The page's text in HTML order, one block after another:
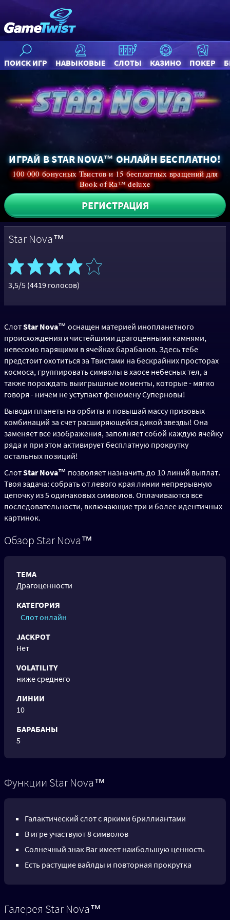
ПОИСК ИГР НАВЫКОВЫЕ СЛОТЫ КАЗИНО ПОКЕР
ИГРАЙ В STAR NOVA™ ОНЛАЙН БЕСПЛАТНО!
100 000 бонусных Твистов и 15 бесплатных вращений для
Book of Ra™ deluxe
РЕГИСТРАЦИЯ
Star Nova™
3,5/5 (4419 голосов)
СлотStar Nova™ оснащен материей инопланетного
происхождения и чистейшими драгоценными камнями,
невесомо парящими в ячейках барабанов. Здесь тебе
предстоит охотиться за Твистами на бескрайних просторах
космоса, группировать символы в хаосе небесных тел, а
также порождать выигрышные моменты, которые - мягко
говоря - ничем не уступают феномену Суперновы!
Выводи планеты на орбиты и повышай массу призовых
комбинаций за счет расширяющейся дикой звезды! Она
заменяет все изображения, заполняет собой каждую ячейку
ряда и при этом активирует бесплатную прокрутку
остальных позиций!
СлотStar Nova™ позволяет назначить до 10 линий выплат.
Твоя задача: собрать от левого края линии непрерывную
цепочку из 5 одинаковых символов. Оплачиваются все
последовательности, включающие три и более идентичных
картинок.
Обзор Star Nova™
ТЕМА
Драгоценности
КАТЕГОРИЯ
Слот онлайн
JACKPOT
Нет
VOLATILITY
ниже среднего
ЛИНИИ
10
БАРАБАНЫ
5
Функции Star Nova™
Галактический слот с яркими бриллиантами
В игре участвуют 8 символов
Солнечный знак Bar имеет наибольшую ценность
Есть растущие вайлды и повторная прокрутка
Галерея Star Nova™